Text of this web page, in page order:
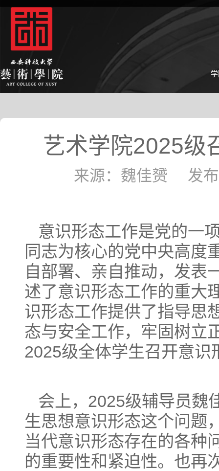
艺术学院2025级
来源：魏佳赟 发
意识形态工作是党的一
同志为核心的党中央高度
自部署、亲自推动，发表
述了意识形态工作的重大
识形态工作提供了指导思
态与安全工作，牢固树立
2025级全体学生召开意
会上，2025级辅导员魏
生思想意识形态这个问题
当代意识形态存在的各种
的重要性和紧迫性。也再